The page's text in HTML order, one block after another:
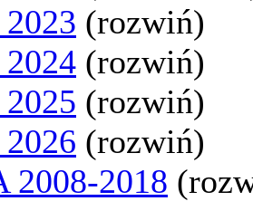
(rozwiń)
(rozwiń)
(rozwiń)
(rozwiń)
2008-2018